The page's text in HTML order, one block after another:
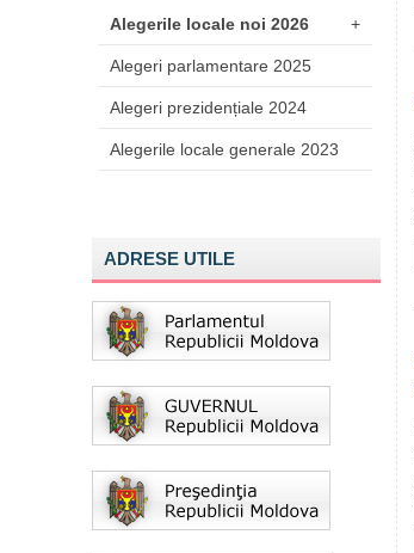
Alegerile locale noi 2026 +
Alegeri parlamentare 2025
Alegeri prezidențiale 2024
Alegerile locale generale 2023
ADRESE UTILE